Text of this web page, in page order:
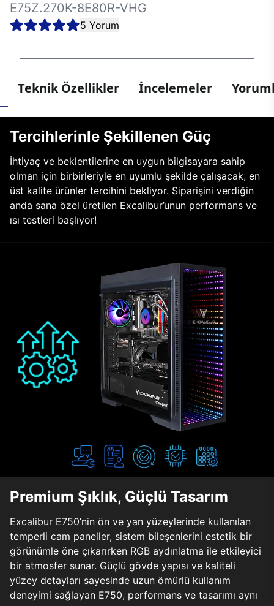
E75Z.270K-8E80R-VHG
5 Yorum
Teknik Özellikler İncelemeler
Tercihlerinle Şekillenen Güç
İhtiyaç ve beklentilerine en uygun bilgisayara sahip
olman için birbirleriyle en uyumlu şekilde çalışacak, en
üst kalite ürünler tercihini bekliyor. Siparişini verdiğin
anda sana özel üretilen Excalibur’unun performans ve
ısı testleri başlıyor!
Premium Şıklık, Güçlü Tasarım
Excalibur E750’nin ön ve yan yüzeylerinde kullanılan
temperli cam paneller, sistem bileşenlerini estetik bir
görünümle öne çıkarırken RGB aydınlatma ile etkileyici
bir atmosfer sunar. Güçlü gövde yapısı ve kaliteli
yüzey detayları sayesinde uzun ömürlü kullanım
deneyimi sağlayan E750, performans ve tasarımı aynı